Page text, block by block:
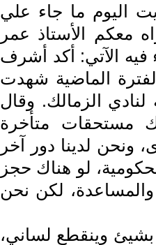
اليوم ما جاء علي
معكم الأستاذ عمر
الآتي: أكد أشرف
الماضية شهدت
مليون جنيه لنادي الزمالك. وقال
مستحقات متأخرة
ونحن لدينا دور آخر
لو هناك حجز
لكن نحن
بشيئ وينقطع لساني،